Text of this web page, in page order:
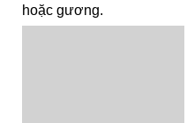
hoặc gương.